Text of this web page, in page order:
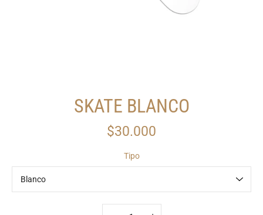
SKATE BLANCO
$30.000
Tipo
Seleccionar variante